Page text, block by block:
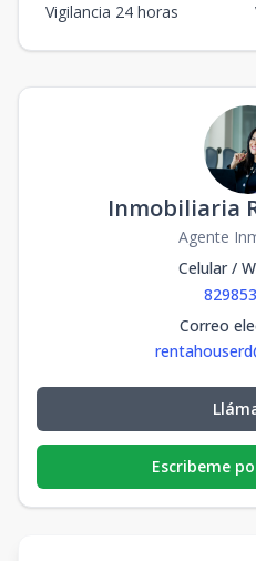
Vigilancia 24 horas
Inmobiliaria
Agente
Celular /
Correo
Escribeme